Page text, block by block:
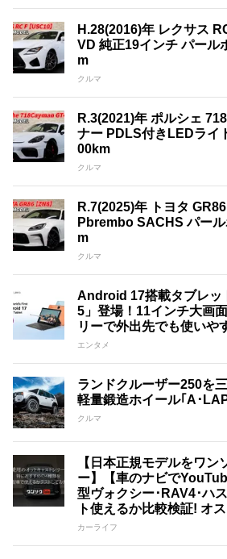
H.28(2016)年 レクサス
VD 純正19インチ パール
m
クルマ
R.3(2021)年 ポルシェ
ナー PDLS付きLEDライ
00km
クルマ
R.7(2025)年 トヨタ
Pbrembo SACHS パー
m
クルマ
Android 17搭載タブレ
5」登場！11インチ大画
リーで外出先でも使いや
エンタメ
ランドクルーザー250を
軽量鍛造ホイール｢A･
クルマ
【日本正規モデルをワン
ー】【車のナビで
型ヴォクシー･RAV4･ハ
ト使えるか比較検証! オ
カーライフ